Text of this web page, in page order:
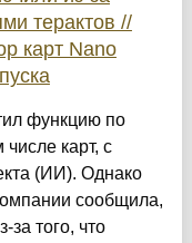
терактов //
карт Nano
функцию по
карт, с
(ИИ). Однако
сообщила,
за того, что